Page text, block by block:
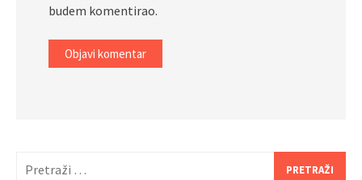
budem komentirao.